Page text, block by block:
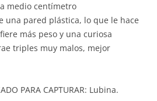
medio centímetro
una pared plástica, lo que le hace
más peso y una curiosa
triples muy malos, mejor
PARA CAPTURAR: Lubina.